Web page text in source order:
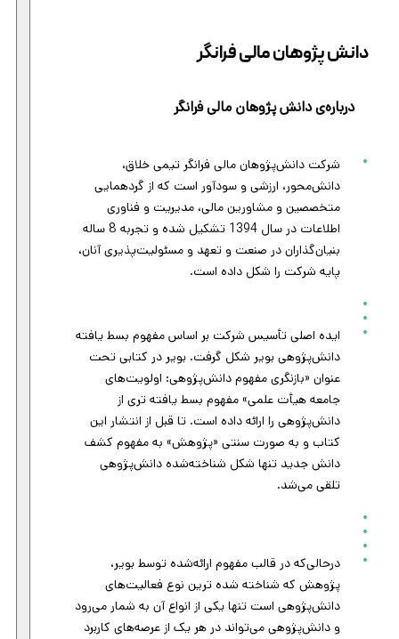
دانش پژوهان مالی فرانگر
درباره‌ی دانش پژوهان مالی فرانگر
شرکت دانش‌پژوهان مالی فرانگر تیمی خلاق،
دانش‌محور، ارزشی و سودآور است که از گردهمایی
متخصصین و مشاورین مالی، مدیریت و فناوری
اطلاعات در سال 1394 تشکیل شده و تجربه 8 ساله
بنیان‌گذاران در صنعت و تعهد و مسئولیت‌پذیری آنان،
پایه شرکت را شکل داده است.
ایده اصلی تأسیس شرکت بر اساس مفهوم بسط یافته
دانش‌پژوهی بویر شکل گرفت. بویر در کتابی تحت
عنوان «بازنگری مفهوم دانش‌پژوهی: اولویت‌های
جامعه هیأت علمی» مفهوم بسط یافته تری از
دانش‌پژوهی را ارائه داده است. تا قبل از انتشار این
کتاب و به صورت سنتی «پژوهش» به مفهوم کشف
دانش جدید تنها شکل شناخته‌شده دانش‌پژوهی
تلقی می‌شد.
درحالی‌که در قالب مفهوم ارائه‌شده توسط بویر،
پژوهش که شناخته شده ترین نوع فعالیت‌های
دانش‌پژوهی است تنها یکی از انواع آن به شمار می‌رود
و دانش‌پژوهی می‌تواند در هر یک از عرصه‌های کاربرد